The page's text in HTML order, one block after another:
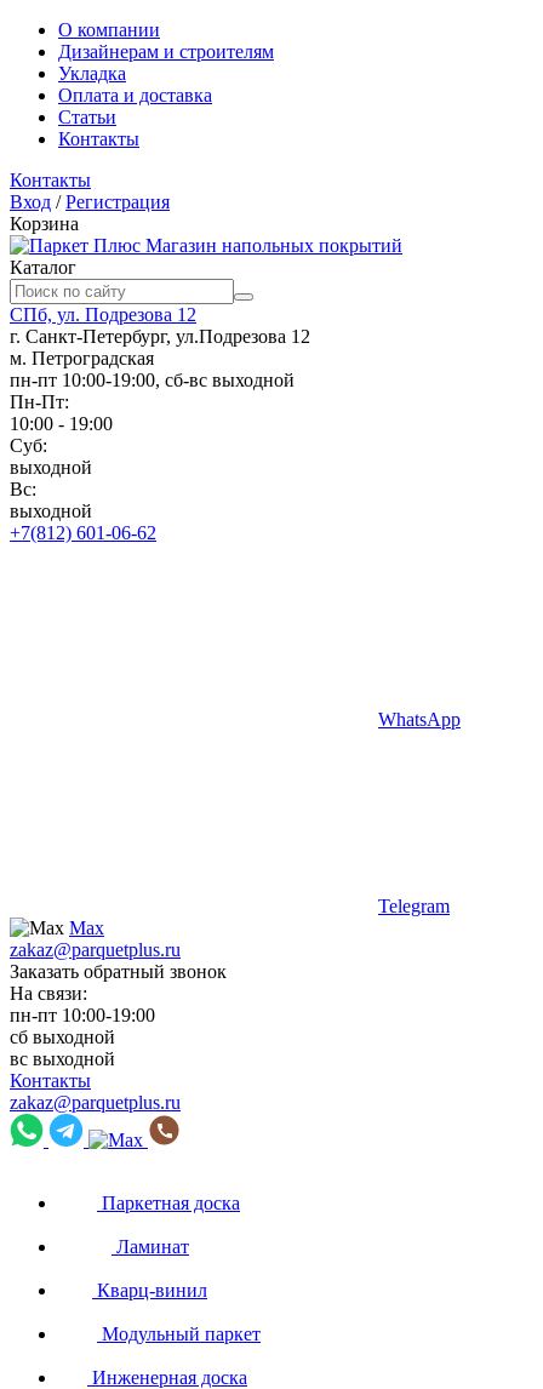
О компании
Дизайнерам и строителям
Укладка
Оплата и доставка
Статьи
Контакты
Контакты
Вход /Регистрация
Корзина
Магазин напольных покрытий
Каталог
СПб, ул. Подрезова 12
г. Санкт-Петербург, ул.Подрезова 12
м. Петроградская
пн-пт 10:00-19:00, сб-вс выходной
Пн-Пт:
10:00 - 19:00
Суб:
выходной
Вс:
выходной
+7(812) 601-06-62
WhatsApp
Telegram
Max
zakaz@parquetplus.ru
Заказать обратный звонок
На связи:
пн-пт 10:00-19:00
сб выходной
вс выходной
Контакты
zakaz@parquetplus.ru
Паркетная доска
Ламинат
Кварц-винил
Модульный паркет
Инженерная доска